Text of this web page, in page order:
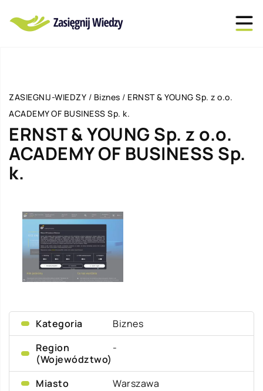
ZASIEGNIJ-WIEDZY / Biznes / ERNST & YOUNG Sp. z o.o.
ACADEMY OF BUSINESS Sp. k.
ERNST & YOUNG Sp. z o.o.
ACADEMY OF BUSINESS Sp.
k.
Kategoria
Biznes
Region
(Województwo)
-
Miasto
Warszawa